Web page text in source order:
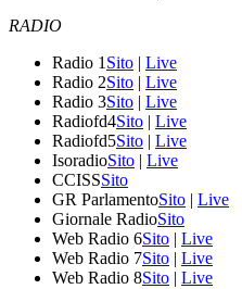
RADIO
Radio 1 Sito | Live
Radio 2Sito | Live
Radio 3Sito | Live
Radiofd4Sito | Live
Radiofd5Sito | Live
IsoradioSito | Live
CCISSSito
GR ParlamentoSito | Live
Giornale RadioSito
Web Radio 6Sito | Live
Web Radio 7Sito | Live
Web Radio 8Sito | Live